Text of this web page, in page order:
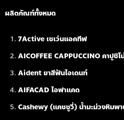
ผลิตภัณฑ์ทั้งหมด
7Active เซเว่นแอคทีฟ
AICOFFEE CAPPUCCINO คาปูชิ
Aident ยาสีฟันไอเดนท์
AIFACAD ไอฟาแคด
Cashewy (แคชชูวี่) น้ำมะม่วงหิมพ